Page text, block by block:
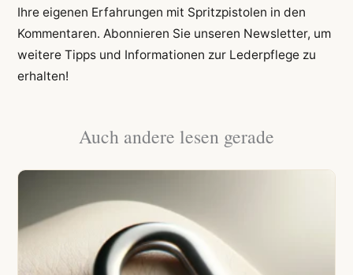
Ihre eigenen Erfahrungen mit Spritzpistolen in den
Kommentaren. Abonnieren Sie unseren Newsletter, um
weitere Tipps und Informationen zur Lederpflege zu
erhalten!
Auch andere lesen gerade